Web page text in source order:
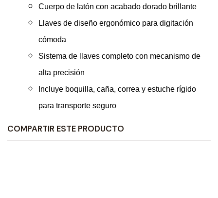
Cuerpo de latón con acabado dorado brillante
Llaves de diseño ergonómico para digitación
cómoda
Sistema de llaves completo con mecanismo de
alta precisión
Incluye boquilla, caña, correa y estuche rígido
para transporte seguro
COMPARTIR ESTE PRODUCTO